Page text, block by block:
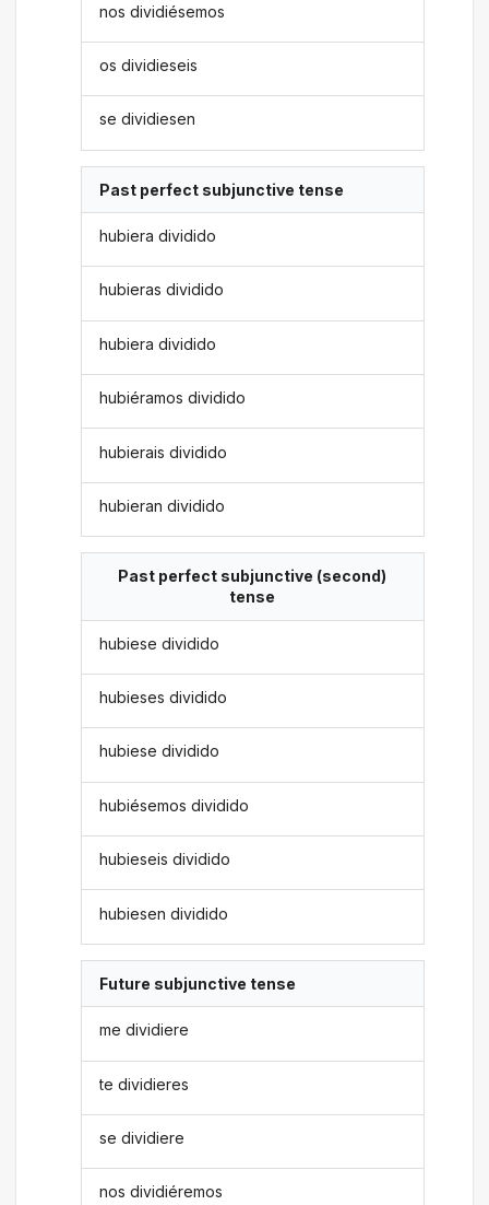
nos dividiésemos
os dividieseis
se dividiesen
Past perfect subjunctive tense
hubiera dividido
hubieras dividido
hubiera dividido
hubiéramos dividido
hubierais dividido
hubieran dividido
Past perfect subjunctive (second)
tense
hubiese dividido
hubieses dividido
hubiese dividido
hubiésemos dividido
hubieseis dividido
hubiesen dividido
Future subjunctive tense
me dividiere
te dividieres
se dividiere
nos dividiéremos